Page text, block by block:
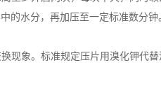
的水分，再加压至一定标准数分钟
象。标准规定压片用溴化钾代